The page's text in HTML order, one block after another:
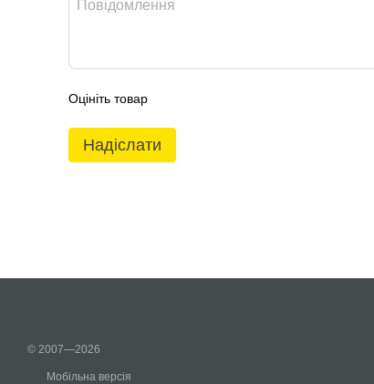
Оцініть товар
Надіслати
© 2007—2026
Мобільна версія